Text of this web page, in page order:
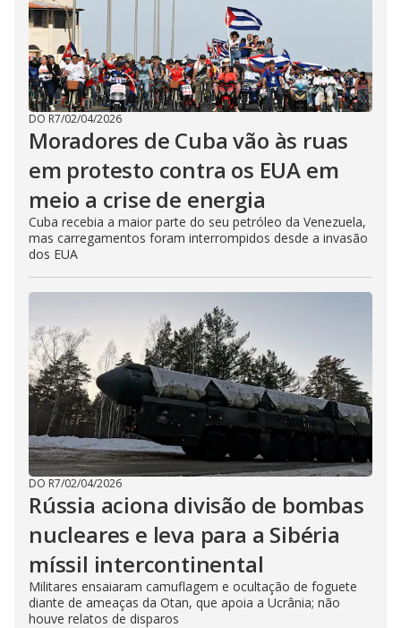
DO R7/02/04/2026
Moradores de Cuba vão às ruas
em protesto contra os EUA em
meio a crise de energia
Cuba recebia a maior parte do seu petróleo da Venezuela,
mas carregamentos foram interrompidos desde a invasão
dos EUA
DO R7/02/04/2026
Rússia aciona divisão de bombas
nucleares e leva para a Sibéria
míssil intercontinental
Militares ensaiaram camuflagem e ocultação de foguete
diante de ameaças da Otan, que apoia a Ucrânia; não
houve relatos de disparos